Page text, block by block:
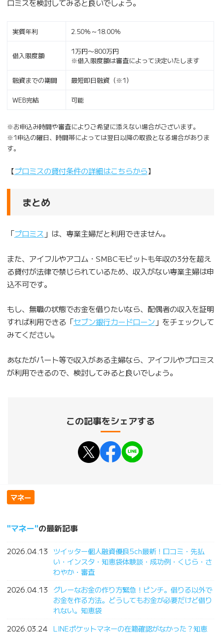
ロミスを検討してみると良いでしょう。
実質年利 2.50％～18.00％
借入限度額
1万円〜800万円
※借入限度額は審査によって決定いたします
融資までの期間 最短即日融資（※1）
WEB完結 可能
※お申込み時間や審査によりご希望に添えない場合がございます。
※1申込の曜日、時間帯によっては翌日以降の取扱となる場合がありま
す。
【プロミスの貸付条件の詳細はこちらから】
まとめ
「プロミス 」は、専業主婦だと利用できません。
また、アイフルやアコム・SMBCモビットも年収の3分を超え
る貸付が法律で禁じられているため、収入がない専業主婦は申
込不可です。
もし、無職の状態でお金を借りたいなら、配偶者の収入を証明
すれば利用できる「セブン銀行カードローン 」をチェックして
みてください。
あなたがパート等で収入がある主婦なら、アイフルやプロミス
が利用できるので、検討してみると良いでしょう。
この記事をシェアする
マネー
マネー の最新記事
2026.04.13
ツイッター個人融資優良5ch最新！口コミ・先払
い・インスタ・知恵袋体験談・成功例・くじら・さ
わやか・審査
2026.04.13
グレーなお金の作り方緊急！ピンチ。借りる以外で
お金を作る方法。どうしてもお金が必要だけど借り
れない。知恵袋
2026.03.24 LINEポケットマネーの在籍確認がなかった？知恵